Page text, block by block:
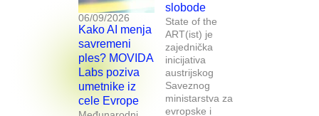
06/09/2026
Kako AI menja
savremeni
ples? MOVIDA
Labs poziva
umetnike iz
cele Evrope
slobode
State of the
ART(ist) je
zajednička
inicijativa
austrijskog
Saveznog
ministarstva za
evropske i